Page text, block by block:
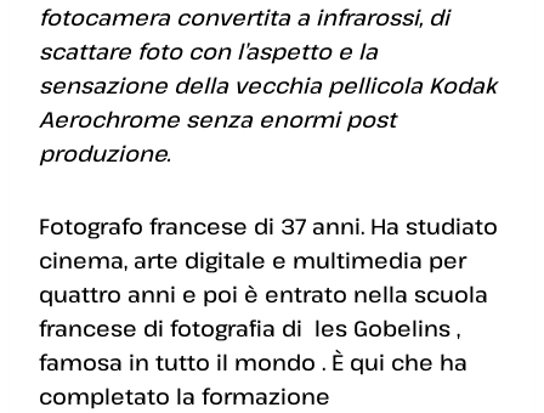
fotocamera convertita a infrarossi, di
scattare foto con l’aspetto e la
sensazione della vecchia pellicola Kodak
Aerochrome senza enormi post
produzione.
Fotografo francese di 37 anni. Ha studiato
cinema, arte digitale e multimedia per
quattro anni e poi è entrato nella scuola
francese di fotografia di les Gobelins ,
famosa in tutto il mondo . È qui che ha
completato la formazione